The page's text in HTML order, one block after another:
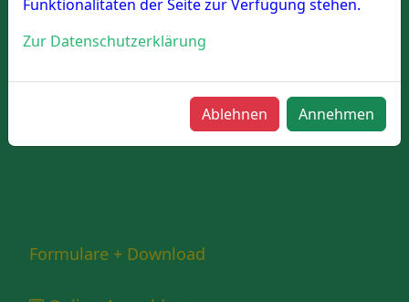
Diashow Lehrsaal
Formulare + Download
Funktionalitäten der Seite zur Verfügung stehen.
Zur Datenschutzerklärung
Ablehnen Annehmen